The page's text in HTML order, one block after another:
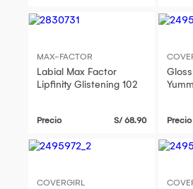
MAX-FACTOR
Labial Max Factor
Lipfinity Glistening 102
Precio S/ 68.90 Precio
COVERGIRL